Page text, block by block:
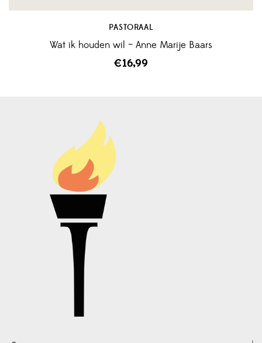
PASTORAAL
Wat ik houden wil – Anne Marije Baars
€16,99